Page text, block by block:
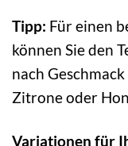
Tipp: Für einen
können Sie den
nach
Zitrone oder
Variationen für